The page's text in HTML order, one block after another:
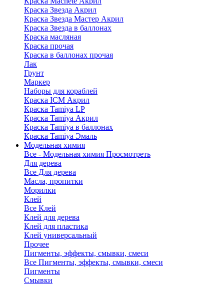
Краска Звезда Акрил
Краска Звезда Мастер Акрил
Краска Звезда в баллонах
Краска масляная
Краска прочая
Краска в баллонах прочая
Лак
Грунт
Маркер
Наборы для кораблей
Краска ICM Акрил
Краска Tamiya LP
Краска Tamiya Акрил
Краска Tamiya в баллонах
Краска Tamiya Эмаль
Модельная химия
Все - Модельная химия Просмотреть
Для дерева
Все Для дерева
Масла, пропитки
Морилки
Клей
Все Клей
Клей для дерева
Клей для пластика
Клей универсальный
Прочее
Пигменты, эффекты, смывки, смеси
Все Пигменты, эффекты, смывки, смеси
Пигменты
Смывки